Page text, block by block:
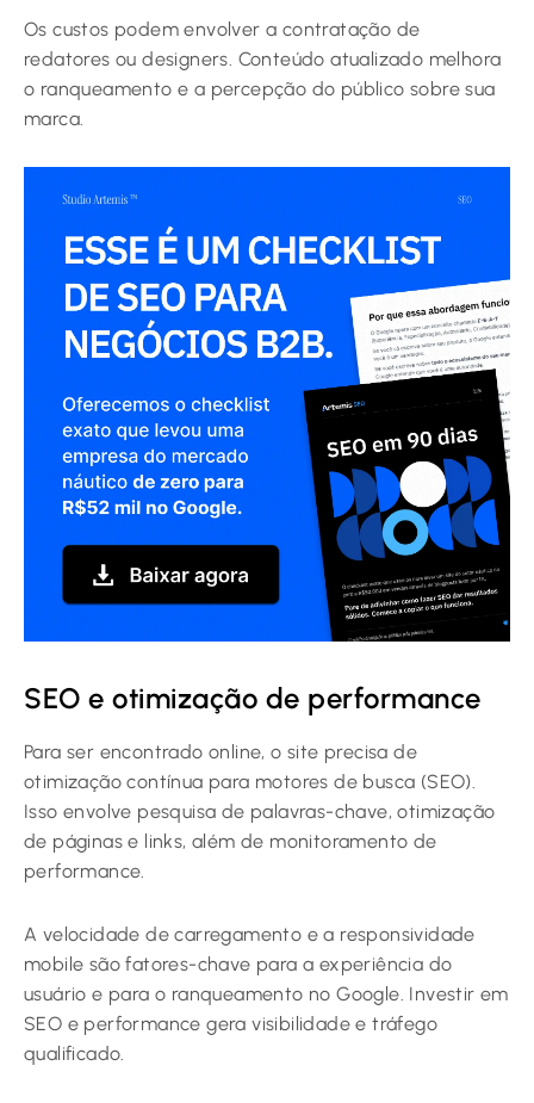
Os custos podem envolver a contratação de
redatores ou designers. Conteúdo atualizado melhora
o ranqueamento e a percepção do público sobre sua
marca.
SEO e otimização de performance
Para ser encontrado online, o site precisa de
otimização contínua para motores de busca (SEO).
Isso envolve pesquisa de palavras-chave, otimização
de páginas e links, além de monitoramento de
performance.
A velocidade de carregamento e a responsividade
mobile são fatores-chave para a experiência do
usuário e para o ranqueamento no Google. Investir em
SEO e performance gera visibilidade e tráfego
qualificado.